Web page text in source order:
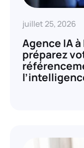
juillet 25, 2026
Agence IA
préparez